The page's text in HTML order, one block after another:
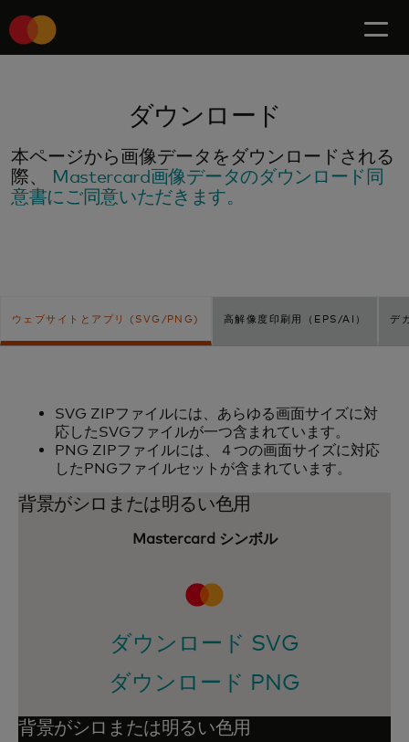
ダウンロード
本ページから画像データをダウンロードされる
際、 Mastercard画像データのダウンロード同
意書にご同意いただきます。
ウェブサイトとアプリ (SVG/PNG) 高解像度印刷用（EPS/AI） デ
SVG ZIPファイルには、あらゆる画面サイズに対
応したSVGファイルが一つ含まれています。
PNG ZIPファイルには、４つの画面サイズに対応
したPNGファイルセットが含まれています。
背景がシロまたは明るい色用
Mastercard シンボル
ダウンロード SVG
ダウンロード PNG
背景がシロまたは明るい色用